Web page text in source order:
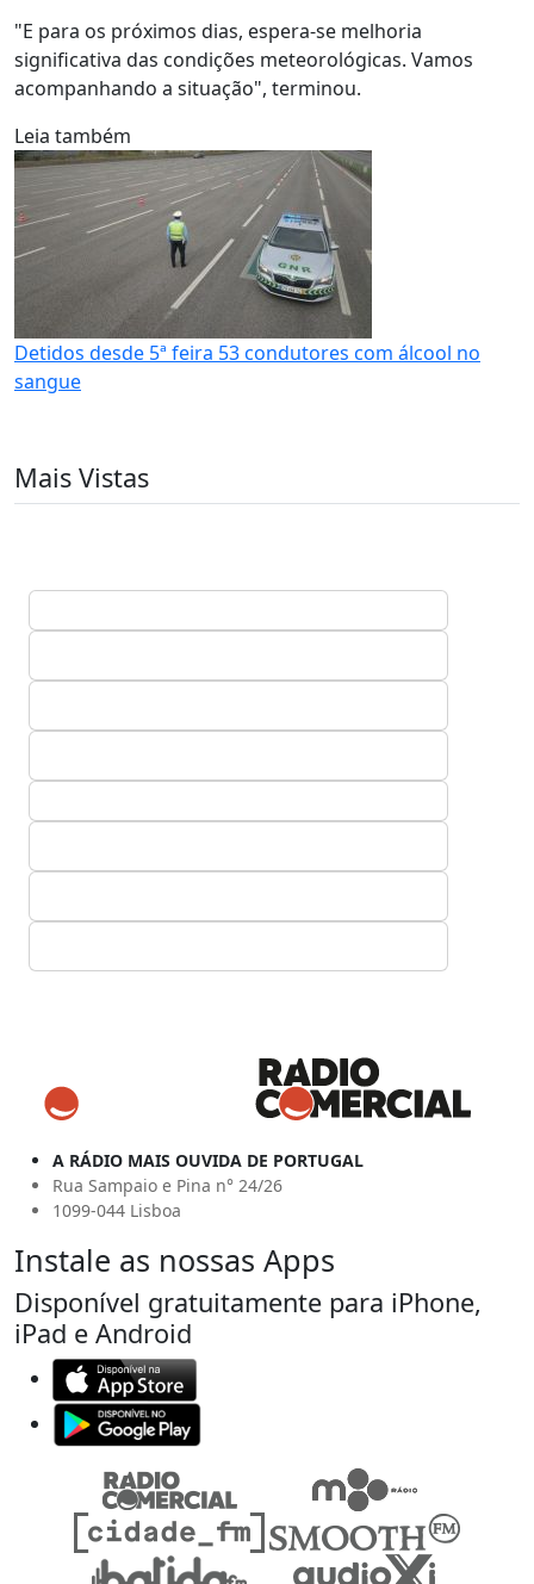
"E para os próximos dias, espera-se melhoria
significativa das condições meteorológicas. Vamos
acompanhando a situação", terminou.
Leia também
Detidos desde 5ª feira 53 condutores com álcool no
sangue
Mais Vistas
A RÁDIO MAIS OUVIDA DE PORTUGAL
Rua Sampaio e Pina n° 24/26
1099-044 Lisboa
Instale as nossas Apps
Disponível gratuitamente para iPhone,
iPad e Android